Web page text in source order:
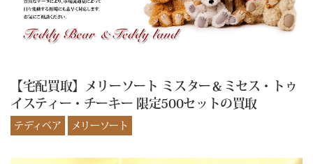
【宅配買取】メリーソート ミスター＆ミセス・トゥ
イスティー・チーキー 限定500セットの買取
テディベア メリーソート